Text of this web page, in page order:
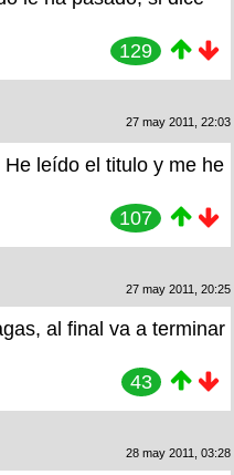
129
27 may 2011, 22:03
leído el titulo y me he
107
27 may 2011, 20:25
al final va a terminar
43
28 may 2011, 03:28